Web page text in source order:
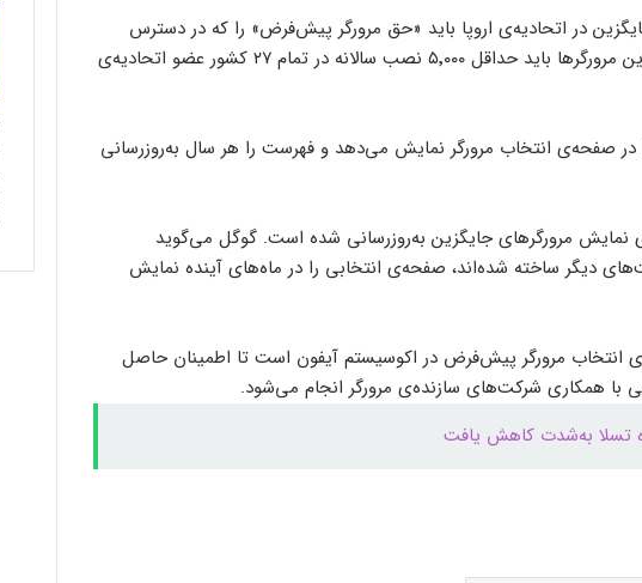
در اتحادیه‌ی اروپا باید «حق مرورگر پیش‌فرض» را که در دسترس
توسعه‌دهندگان قرار می‌گیرد، داشته باشند. این مرورگرها باید حداقل ۵٬۰۰۰ نصب سالانه در تمام ۲۷ کشور عضو اتحادیه‌ی
حداکثر ۱۱ مرورگر دیگر را در صفحه‌ی انتخاب مرورگر نمایش می‌دهد و فهرست را هر سال به‌روزرسانی
مرورگرهای جایگزین به‌روزرسانی شده است. گوگل می‌گوید
دیگر ساخته شده‌اند، صفحه‌ی انتخابی را در ماه‌های آینده نمایش
انتخاب مرورگر پیش‌فرض در اکوسیستم آیفون است تا اطمینان حاصل
با همکاری شرکت‌های سازنده‌ی مرورگر انجام می‌شود.
تسلا به‌شدت کاهش یافت
گذاشت؛ پایانی بر عصر کامت‌لیک
۲۰۲۶ از راه می‌رسد؛ گزارش بلومبرگ